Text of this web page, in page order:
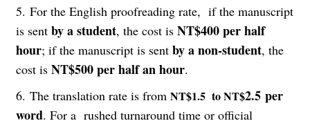
5. For the English proofreading rate, if the manuscript
is sent by a student, the cost is NT$400 per half
hour; if the manuscript is sent by a non-student, the
cost is NT$500 per half an hour.
6. The translation rate is from NT$1.5 toNT$2.5 per
word. For a rushed turnaround time or official